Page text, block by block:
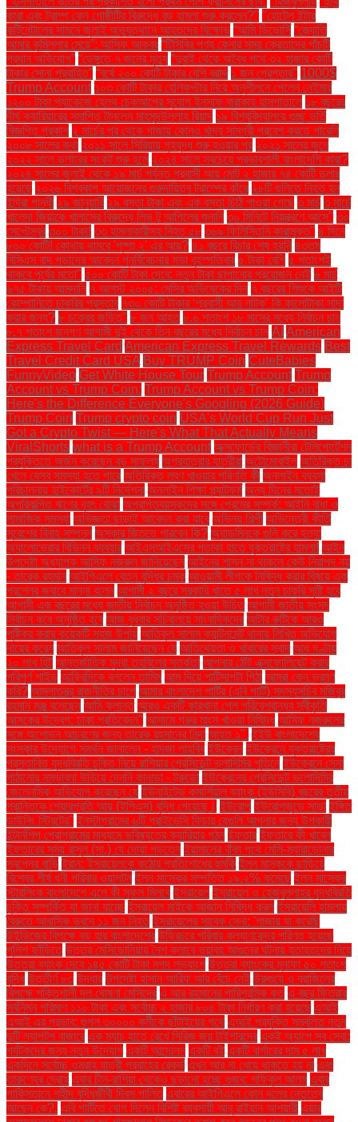
কারা এবং ট্রাম্প কেন গোষ্ঠীটির বিরুদ্ধে বড় হামলা শুরু করলেন?" "হোটেল ইন্টার
কন্টিনেন্টালের সামনে জুলাই অভ্যুত্থানে আহতদের বিক্ষোভ “আমি ডিভোর্সি “জ্যোতি
আমার কুমিল্লার মেয়ে”: আসিফ আকবর “টিসিবির পণ্য কেনার সময় ক্রেতাদের পাঁচটি
প্রধান অভিযোগ” “ডেঙ্গুতে ৭ জনের মৃত্যু “দুবাই থেকে অবৈধ পথে ৩২ হাজার কোটি
টাকার সোনা প্রবাহিত” “বর্ষে ২০০ কোটি টাকার বেশি বরাদ্দ ১ জন গ্রেপ্তার" 1000$
Trump Account ১০৩ কোটি টাকার হেলিকপ্টার নিয়ে অনুশীলনে গেলেন নেইমার
১২০০ টাকা প্যাকেজে হেলথ চেকআপের সুযোগ ইনসাফ বারাকাহ হাসপাতালে ১৮ বছরের
দীর্ঘ ক্যারিয়ারের সমাপ্তি টানলেন মাহমুদউল্লাহ রিয়াদ ১৯ বিশ্ববিদ্যালয়ে গুচ্ছ ভর্তি
বিজ্ঞপ্তি প্রকাশ ২ মার্চের পর থেকে গাজায় কোনও খাদ্য সামগ্রী প্রবেশ করতে পারেনি
২০০৮ সালের কথা ২০১১ সালে সিরিয়ায় গৃহযুদ্ধ শুরু হওয়ার পর ২০২১ সালের জুনে
২০২২ সালে ডলারের সংকট শুরু হলে ২০২৪ সালে সবচেয়ে প্রভাবশালী বাংলাদেশি কারা?
২০২৪ সালের জুলাই থেকে ১৯ মার্চ পর্যন্ত প্রবাসী আয় মোট ২ হাজার ৭৪ কোটি ডলার
হয়েছে ২০২৬ বিশ্বকাপ আয়োজনের গুরুদায়িত্ব ট্রাম্পের কাঁধে ২৮টি গুলিতে নিহত হন
ইন্দিরা গান্ধী ২৯ জানুয়ারি ২৯ বস্তা টাকা এবং এক বস্তা চিঠি পাওয়া গেছে ৩ মার্চ ৩ মার্চে
খালেদা জিয়াকে খালাসের বিরুদ্ধে লিভ টু আপিলের শুনানি ৩০ মিনিটে নিয়ন্ত্রণে আসে" ৩০
সেপ্টেম্বর ৩০০ টাকা! ৩৩ হামলাকারীসহ নিহত ৫৮ ৩৬৯ ফিলিস্তিনি কারামুক্ত" ৪ দিনে
৮০০ কোটি! কোথায় থামবে 'পুষ্পা ২' এর আয়? ৪১ বছরে বিচার শেষ হয়নি ৪৩তম
বিসিএস বাদ পড়াদের আবেদন পুনর্বিবেচনার সভা বৃহস্পতিবার ৫ টাকা বেশি ৫ শতাংশই
থাকবে পূর্বের মতো" ৫০০ কোটি টাকা দেবে: নতুন টাকা ছাপানোর প্রয়োজন নেই ৬ মার্চ
৬৭৫ টাকায় আমদানি ৭ আগস্ট ২০০৫: মেসির অভিষেকের দিন ৭ বছরের শিশুকে আইটি
কোম্পানিতে চাকরির প্রস্তাব ৭৩০ কোটি টাকার ‘প্রবাসী আয় নাটক’ কি কালোটাকা সাদা
করার জন্য? ৮ চক্রের জড়িত" ৮ জন আহত ৮.৬ শতাংশ ১৮ মাসের মধ্যে নির্বাচন চান
৮.৭ শতাংশ জনগণ আগামী দুই থেকে তিন বছরের মধ্যে নির্বাচন চান AI American
Express Travel Card American Express Travel Rewards Best
Travel Credit Card USA Buy TRUMP Coin CuteBabies
FunnyVideo Get White House Tour Trump Account Trump
Account vs Trump Coin: Trump Account vs Trump Coin:
Here's the Difference Everyone's Googling (2026 Guide)
Trump Coin Trump crypto coin USA's World Cup Run Just
Got a Crypto Twist — Here's What That Actually Means
ViralShorts what is a Trump Account অক্সফোর্ডের বিজ্ঞানীরা টেলিপোর্টেশন
প্রযুক্তিতে অর্জন করেছেন বড় সাফল্য অগ্রযাত্রার যাত্রীরা অটোমোবাইল অতিরিক্ত চা
খেলে যেসব সমস্যা হতে পারে অতিরিক্ত লবণ খাওয়ার পরিণতি কী অনলাইন ব্যবসা
পরিচালনায় হাইকোর্টের ৯টি নির্দেশনা অনলাইন শিক্ষা প্ল্যাটফর্ম অন্য দিনের মতোই
অপরিকল্পিত ঋণের বৃহৎ বোঝা অপ্রাপ্তবয়স্কদের সঙ্গে প্রেমের সম্পর্ক: আইনি বাধা ও
সামাজিক সমস্যা অভিজ্ঞতা ছাড়াই আবেদন করা যাবে অভিনয় শিল্পী অভিনেত্রী কীর্তি
সুরেশের বিবাহ সম্পন্ন অস্কার জিততে পারবেন কি? অ্যাডমিনকে গুলি করে হত্যা
অ্যালোভেরার বিভিন্ন ব্যবহার আইএসআইএসের পতাকা হাতে যুক্তরাষ্ট্রে হামলা! আইন
উপদেষ্টা অধ্যাপক আসিফ নজরুল জানিয়েছেন আইনের শাসন না থাকলে কেউ নিরাপদ নয়
- তারেক রহমান আইপিএলে বেতন বৃদ্ধির চমক আওয়ামী লীগকে নিষিদ্ধ করার বিষয়ে এক
প্রশ্নের জবাবে মান্না বলেন আগামী ২ বছরে সরকারি খাতে ৫ লাখ নতুন চাকরি সৃষ্টি হবে
আগামী এক বছরের মধ্যে জাতীয় নির্বাচন অনুষ্ঠিত হওয়া উচিত আগামী জাতীয় সংসদ
নির্বাচন কবে অনুষ্ঠিত হবে আজ বুধবার সচিবালয়ে সাংবাদিকদের আটার রুটিকে আরও
পুষ্টিকর করার কয়েকটি সহজ উপায় আতিকুল সালাম ক্যান্টনমেন্ট থানায় লিখিত অভিযোগ
দায়ের করেন আতিকুল সালাম জানিয়েছেন যে আতিথেয়তা ও খাবারের স্বাদ আধ ঘণ্টায়
২০ লাখ হিট আন্তর্জাতিক মুদ্রা তহবিলের সতর্কতা আপনার ঠোঁট এক্সফোলিয়েট করার
পরিপূর্ণ গাইড আফ্রিদিকে বললেন তামিম আম দিয়ে পাটিসাপটা পিঠা আমরা কেন ভ্রমণ
করি? আমলাতন্ত্র রাজনীতির চাপে আমার বাংলাদেশ পার্টির (এবি পার্টি) সদস্যসচিব মজিবুর
রহমান মঞ্জু বলেছেন আমি ক্লান্ত আরও একটি কারখানা পেল পরিবেশবান্ধব স্বীকৃতি
আসকের উদ্বেগ: ঢাকা প্রতিবেদন" আসামে গরুর মাংস খাওয়া নিষিদ্ধ আসিফ নজরুলের
সঙ্গে অশোভন আচরণের জন্য তারেক রহমানের নিন্দা আহত ১". ইইউ বাংলাদেশের
সংস্কার উদ্যোগে সমর্থন জানালেন - হাদজা লাহবিব ইউক্রেন ইউক্রেনে যুক্তরাষ্ট্রের
প্রস্তাবিত যুদ্ধবিরতি চুক্তি নিয়ে রাশিয়ার প্রেসিডেন্ট ভ্লাদিমির পুতিনে ইউক্রেনে সেনা
পাঠানোর সম্ভাবনা উড়িয়ে দেননি কানাডা - ট্রুডো ইউক্রেনের প্রেসিডেন্ট ভলোদিমির
জেলেনস্কি অভিযোগ করেছেন যে ইউনাইটেড কমার্শিয়াল ব্যাংক (ইউসিবি) বছরের তৃতীয়
প্রান্তিকে শেয়ারপ্রতি আয় (ইপিএস) বৃদ্ধি পেয়েছে। ইউরোপ ইউরোপজুড়ে সাড়া ইঙ্গিত
ডাউনিং স্ট্রিটের" ইনস্টাগ্রামের ৬টি প্রাইভেসি ফিচার যেগুলি আপনার জন্য উপকারী
ইন্টার্নশিপ প্রোগ্রামের মাধ্যমে ভবিষ্যতের ক্যারিয়ার গঠন ইফতার ইফতারে কী খাবেন
ইফতারের সময় রাসুল (সা.) যে দোয়া পড়তেন ইয়ামালের বাঁকা পথে মেসি-ম্যারাডোনার
স্বপ্নের বাড়ি ইরান: ইসরায়েলকে কঠোর প্রতিশোধের হুমকি ইলন মাস্ককে ছাড়িয়ে
বিশ্বের শীর্ষ ধনী পরিবার ওয়ালটন ইলন মাস্কের সম্পত্তি ১৯.২% কমেছে ইলন মাস্কের
স্টারলিংক বাংলাদেশে এলে কী সুফল মিলবে ইসরায়েল ইসরায়েল ও হেজবুল্লাহর যুদ্ধবিরতি
চুক্তি সম্পর্কিত যা জানা যাচ্ছে ইসরায়েল মাইকে আজান নিষিদ্ধ করল ইসরায়েলি হামলায়
বৈরুতে আবাসিক ভবনে ১১ জন নিহত ইসরায়েলের সাবেক সেনা: 'গাজায় যা করেছি
উইন্ডিজের বিপক্ষে বড় হার বাংলাদেশের উড়িরচরে পরিবার কল্যাণকেন্দ্র পরিণত হয়েছে
পুলিশ ফাঁড়িতে উত্তর মেসিডোনিয়ায় নৈশ ক্লাবে ভয়াবহ আগুনের ঘটনায় হতাহতদের নিয়ে
উত্তরা ব্যাংক দেবে ১৪৫ কোটি টাকা নগদ লভ্যাংশ উত্তরা ব্যাংকের মুনাফা ৫০ শতাংশ
বৃদ্ধি উত্তীর্ণ ৮৩ উদ্ধার উপদেষ্টা হাসান আরিফ আর বেঁচে নেই উরুগুয়ে ও ব্রাজিলের
বিপক্ষে শক্তিশালী দল ঘোষণা মেসিদের এ আর রহমানের পারিশ্রমিক কত এ বছর ফিতরার
সর্বনিম্ন পরিমাণ ১১০ টাকা এবং সর্বোচ্চ ২ হাজার ৮০৫ টাকা নির্ধারণ করা হয়েছে এআই
এআই এর প্রভাব: গুগল ৩০০০০ কর্মীকে ছাঁটাইয়ের পথে এআই প্রযুক্তি সম্বলিত নতুন
দুটি ল্যাপটপ বাজারে এক ম্যাচ হাতে রেখে সিরিজ জয় টাইগারদের একই অ্যাপে সব সেবা:
পর্যটকদের জন্য নতুন উদ্যোগ একটি আন্দোলন একটি বই একটি বার্গারের দাম ৫ লাখ
একদিনে সর্বোচ্চ ওমরাহ যাত্রী প্রবাহের রেকর্ড এখন আর না খেয়ে থাকতে হয় না এবং
তারুণ্যের দ্রোহ এবার চীন-রাশিয়া থেকেও ছড়ানো হচ্ছে গুজব: শফিকুল আলম এবার
পাকিস্তানে শহীদ বুদ্ধিজীবী দিবস পালিত এবারের আইপিএলে কোন দলের নেতৃত্বে
আছেন কে?. এবি পার্টিতে যোগ দিলেন বিশিষ্ট ব্যবসায়ী আবু রাইয়ান আশয়ারী এয়ার